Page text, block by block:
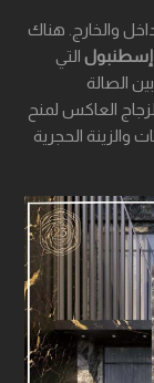
والخارج. هناك
إسطنبول التي
الصالة
العاكس لمنح
والزينة الحجرية